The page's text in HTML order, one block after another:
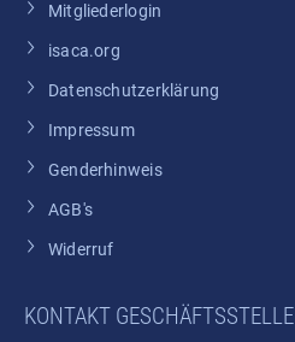
Mitgliederlogin
isaca.org
Datenschutzerklärung
Impressum
Genderhinweis
AGB's
Widerruf
KONTAKT GESCHÄFTSSTELLE